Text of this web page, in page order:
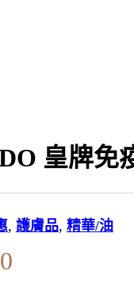
皇牌免
, 護膚品, 精華/油